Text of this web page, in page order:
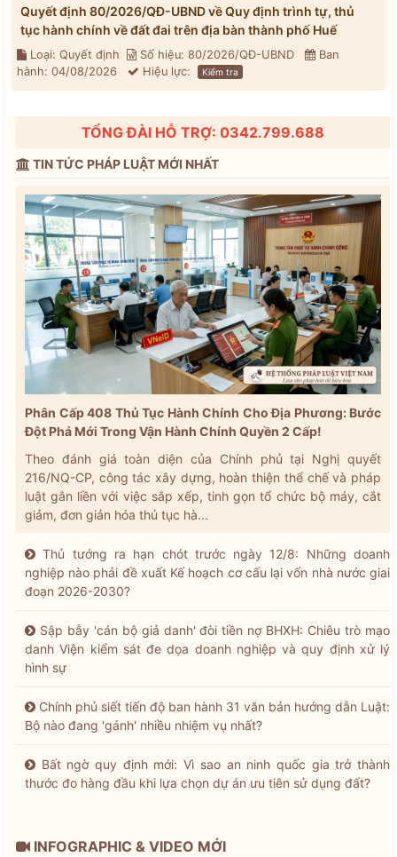
Quyết định 80/2026/QĐ-UBND về Quy định trình tự, thủ
tục hành chính về đất đai trên địa bàn thành phố Huế
Loại: Quyết định Số hiệu: 80/2026/QĐ-UBND
Ban
hành: 04/08/2026
Hiệu lực: Kiểm tra
TỔNG ĐÀI HỖ TRỢ: 0342.799.688
TIN TỨC PHÁP LUẬT MỚI NHẤT
Phân Cấp 408 Thủ Tục Hành Chính Cho Địa Phương: Bước
Đột Phá Mới Trong Vận Hành Chính Quyền 2 Cấp!
Theo đánh giá toàn diện của Chính phủ tại Nghị quyết
216/NQ-CP, công tác xây dựng, hoàn thiện thể chế và pháp
luật gắn liền với việc sắp xếp, tinh gọn tổ chức bộ máy, cắt
giảm, đơn giản hóa thủ tục hà...
Thủ tướng ra hạn chót trước ngày 12/8: Những doanh
nghiệp nào phải đề xuất Kế hoạch cơ cấu lại vốn nhà nước giai
đoạn 2026-2030?
Sập bẫy 'cán bộ giả danh' đòi tiền nợ BHXH: Chiêu trò mạo
danh Viện kiểm sát đe dọa doanh nghiệp và quy định xử lý
hình sự
Chính phủ siết tiến độ ban hành 31 văn bản hướng dẫn Luật:
Bộ nào đang 'gánh' nhiều nhiệm vụ nhất?
Bất ngờ quy định mới: Vì sao an ninh quốc gia trở thành
thước đo hàng đầu khi lựa chọn dự án ưu tiên sử dụng đất?
INFOGRAPHIC & VIDEO MỚI